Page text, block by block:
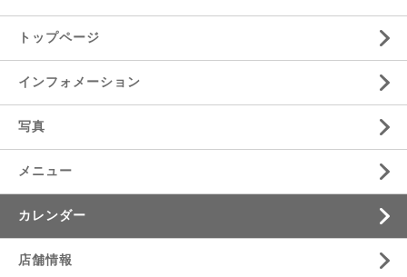
トップページ
インフォメーション
写真
メニュー
カレンダー
店舗情報